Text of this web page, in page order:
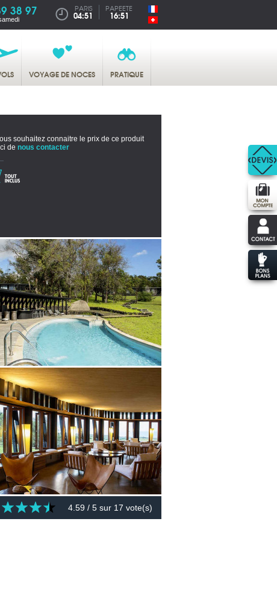
38 97 PARIS
04:51
PAPEETE
16:51
VOYAGE DE NOCES PRATIQUE
souhaitez connaitre le prix de ce produit
de nous contacter
4.59 / 5 sur 17 vote(s)